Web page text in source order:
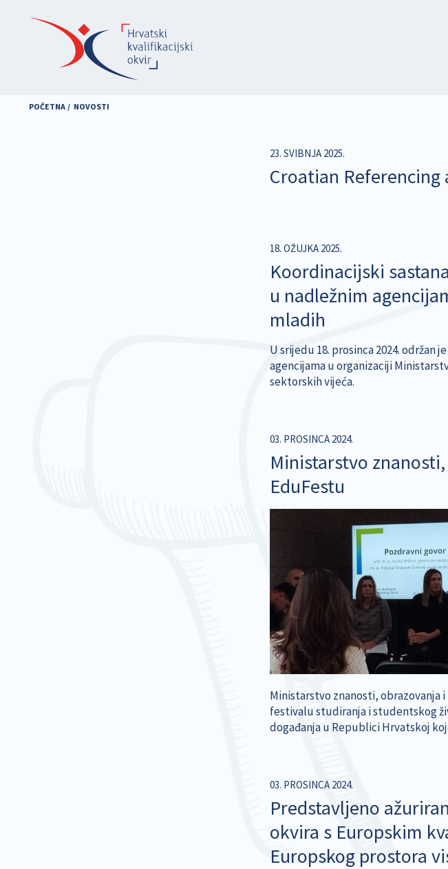
POČETNA NOVOSTI
23. SVIBNJA 2025.
Croatian
18. OŽUJKA 2025.
Koordinacijski
u nadležnim
mladih
U srijedu 18. prosinca 2024.
agencijama u organizaciji
sektorskih vijeća.
03. PROSINCA 2024.
Ministarstvo
EduFestu
Ministarstvo znanosti, obrazovanja
festivalu studiranja i studentskog
događanja u Republici Hrvatskoj
03. PROSINCA 2024.
Predstavljeno
okvira s Europskim
Europskog prostora